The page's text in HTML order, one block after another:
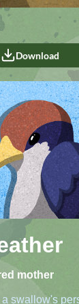
Download
mother
swallow's